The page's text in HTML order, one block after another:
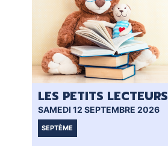
LES PETITS LECTEURS
SAMEDI 12 SEPTEMBRE 2026
SEPTÈME